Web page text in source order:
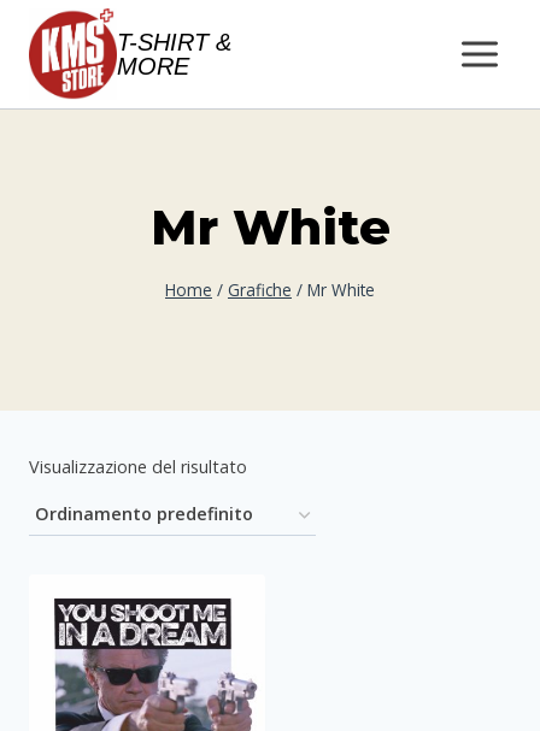
Salta
contenuto
T-SHIRT &
MORE
Mr White
Home / Grafiche / Mr White
Visualizzazione del risultato